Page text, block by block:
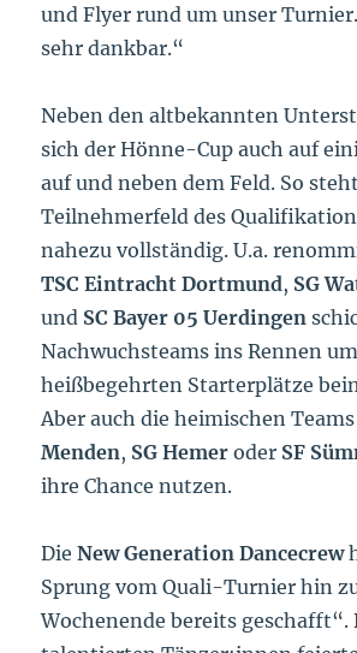
und Flyer rund um unser
sehr dankbar.“
Neben den altbekannten
sich der Hönne-Cup auch auf
auf und neben dem Feld. So
Teilnehmerfeld des
nahezu vollständig. U.a.
TSC Eintracht Dortmund, SG
und SC Bayer 05 Uerdingen
Nachwuchsteams ins Rennen
heißbegehrten Starterplätze
Aber auch die heimischen
Menden, SG Hemeroder SF
ihre Chance nutzen.
DieNew Generation Dancecrew
Sprung vom Quali-Turnier hin
Wochenende bereits geschafft“.